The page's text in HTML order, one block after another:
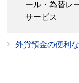
ール・為替レ
サービス
外貨預金の便利